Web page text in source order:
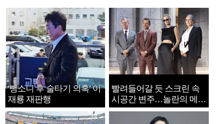
‘뺑소니 후 술타기 의혹’ 이
재룡 재판행
빨려들어갈 듯 스크린 속
시공간 변주…놀란의 메시
지는 ‘전쟁 속죄’